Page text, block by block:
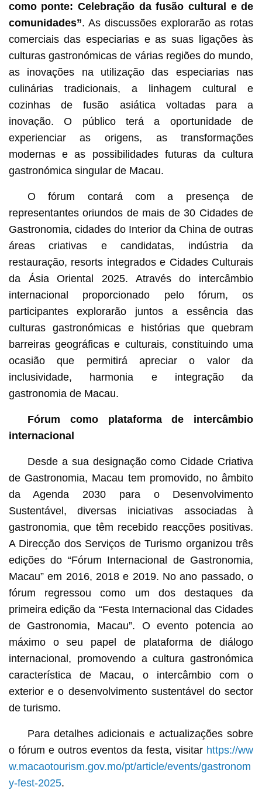
como ponte: Celebração da fusão cultural e de
comunidades”. As discussões explorarão as rotas
comerciais das especiarias e as suas ligações às
culturas gastronómicas de várias regiões do mundo,
as inovações na utilização das especiarias nas
culinárias tradicionais, a linhagem cultural e
cozinhas de fusão asiática voltadas para a
inovação. O público terá a oportunidade de
experienciar as origens, as transformações
modernas e as possibilidades futuras da cultura
gastronómica singular de Macau.
O fórum contará com a presença de
representantes oriundos de mais de 30 Cidades de
Gastronomia, cidades do Interior da China de outras
áreas criativas e candidatas, indústria da
restauração, resorts integrados e Cidades Culturais
da Ásia Oriental 2025. Através do intercâmbio
internacional proporcionado pelo fórum, os
participantes explorarão juntos a essência das
culturas gastronómicas e histórias que quebram
barreiras geográficas e culturais, constituindo uma
ocasião que permitirá apreciar o valor da
inclusividade, harmonia e integração da
gastronomia de Macau.
Fórum como plataforma de intercâmbio
internacional
Desde a sua designação como Cidade Criativa
de Gastronomia, Macau tem promovido, no âmbito
da Agenda 2030 para o Desenvolvimento
Sustentável, diversas iniciativas associadas à
gastronomia, que têm recebido reacções positivas.
A Direcção dos Serviços de Turismo organizou três
edições do “Fórum Internacional de Gastronomia,
Macau” em 2016, 2018 e 2019. No ano passado, o
fórum regressou como um dos destaques da
primeira edição da “Festa Internacional das Cidades
de Gastronomia, Macau”. O evento potencia ao
máximo o seu papel de plataforma de diálogo
internacional, promovendo a cultura gastronómica
característica de Macau, o intercâmbio com o
exterior e o desenvolvimento sustentável do sector
de turismo.
Para detalhes adicionais e actualizações sobre
o fórum e outros eventos da festa, visitar https://ww
w.macaotourism.gov.mo/pt/article/events/gastronom
y-fest-2025.